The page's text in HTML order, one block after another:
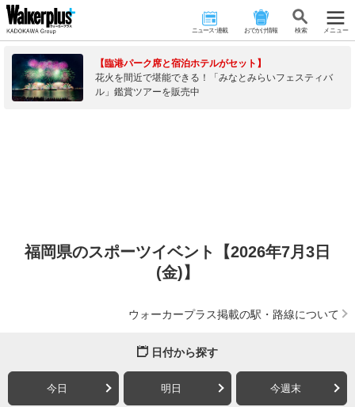
ニュース･連載 おでかけ情報 検 索 メニュー
【臨港パーク席と宿泊ホテルがセット】
花火を間近で堪能できる！「みなとみらいフェスティバ
ル」鑑賞ツアーを販売中
福岡県のスポーツイベント【2026年7月3日
(金)】
ウォーカープラス掲載の駅・路線について
日付から探す
今日 明日 今週末